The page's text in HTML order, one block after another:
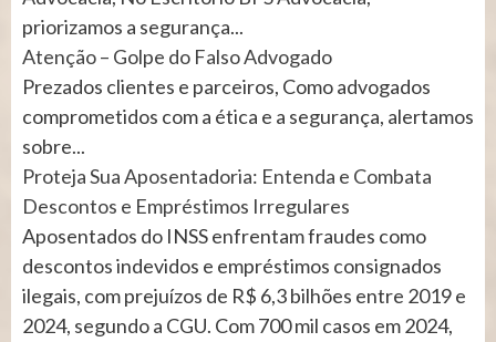
priorizamos a segurança...
Atenção – Golpe do Falso Advogado
Prezados clientes e parceiros, Como advogados
comprometidos com a ética e a segurança, alertamos
sobre...
Proteja Sua Aposentadoria: Entenda e Combata
Descontos e Empréstimos Irregulares
Aposentados do INSS enfrentam fraudes como
descontos indevidos e empréstimos consignados
ilegais, com prejuízos de R$ 6,3 bilhões entre 2019 e
2024, segundo a CGU. Com 700 mil casos em 2024,